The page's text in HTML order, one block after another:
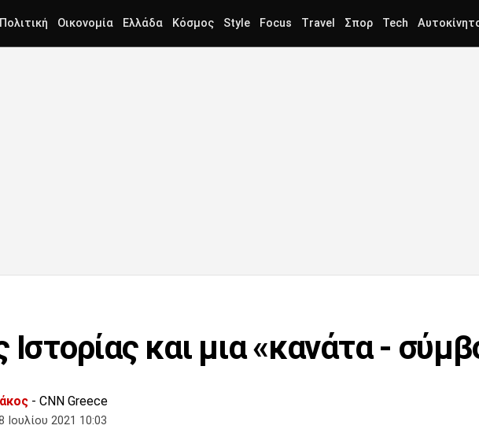
Πολιτική Οικονομία Ελλάδα Κόσμος Style Focus Travel Σπορ Tech
Ιστορίας και μια «κανάτα -
- CNN Greece
Ιουλίου 2021 10:03